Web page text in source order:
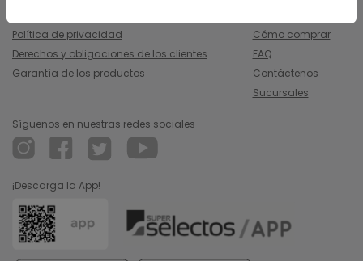
Política de privacidad
Derechos y obligaciones de los clientes
Garantía de los productos
Cómo comprar
FAQ
Contáctenos
Sucursales
Síguenos en nuestras redes sociales
¡Descarga la App!